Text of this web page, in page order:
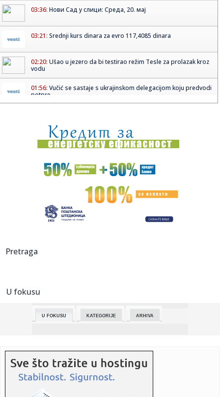
03:36: Нови Сад у слици: Среда, 20. мај
03:21: Srednji kurs dinara za evro 117,4085 dinara
02:20: Ušao u jezero da bi testirao režim Tesle za prolazak kroz
vodu
01:56: Vučić se sastaje s ukrajinskom delegacijom koju predvodi
potpre...
01:07:Dogodilo se na današnji datum, 21. maj
00:45:Poznata sudbija Entonija Dejvisa: Vizardsi odlučili šta će sa
Promenljivo vreme, smena sunca i oblaka
00:30:PIO fond oborio rekord! Penzije skočile na 485 evra, država
23:55:
23:51:
Bratina: Kineska kultura predstavlja važan most saradnje i
23:43:Jevtić: Hapšenja u Gračanici presedan i pokušaj Kurtija da
po...
Pretraga
U fokusu
U FOKUSU KATEGORIJE ARHIVA